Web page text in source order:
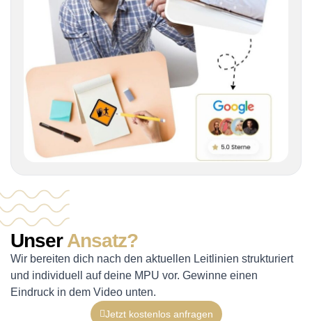
UnserAnsatz?
Wir bereiten dich nach den aktuellen Leitlinien strukturiert
und individuell auf deine MPU vor. Gewinne einen
Eindruck in dem Video unten.
Jetzt kostenlos anfragen